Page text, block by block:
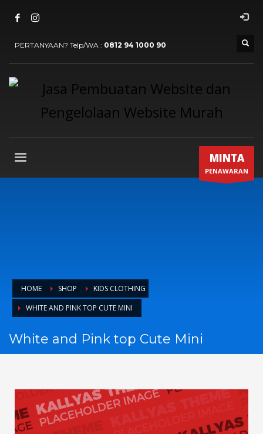
PERTANYAAN? Telp/WA : 0812 94 1000 90
MINTA
PENAWARAN
HOME SHOP
KIDS CLOTHING
WHITE AND PINK TOP CUTE MINI
White and Pink top Cute Mini